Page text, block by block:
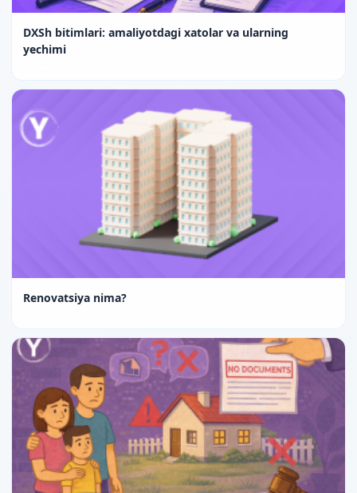
DXSh bitimlari: amaliyotdagi xatolar va ularning
yechimi
Renovatsiya nima?